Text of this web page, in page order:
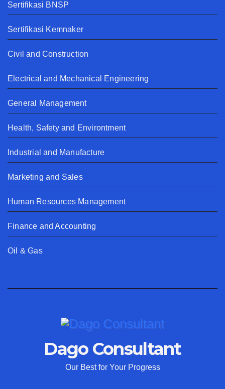
Sertifikasi BNSP
Sertifikasi Kemnaker
Civil and Construction
Electrical and Mechanical Engineering
General Management
Health, Safety and Environtment
Industrial and Manufacture
Marketing and Sales
Human Resources Management
Finance and Accounting
Oil & Gas
Dago Consultant
Our Best for Your Progress